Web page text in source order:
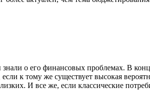
о его финансовых проблемах. В
к тому же существует высокая
И все же, если классические